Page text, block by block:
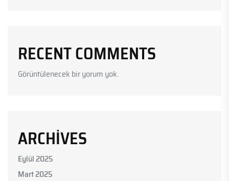
RECENT COMMENTS
Görüntülenecek bir yorum yok.
ARCHIVES
Eylül 2025
Mart 2025